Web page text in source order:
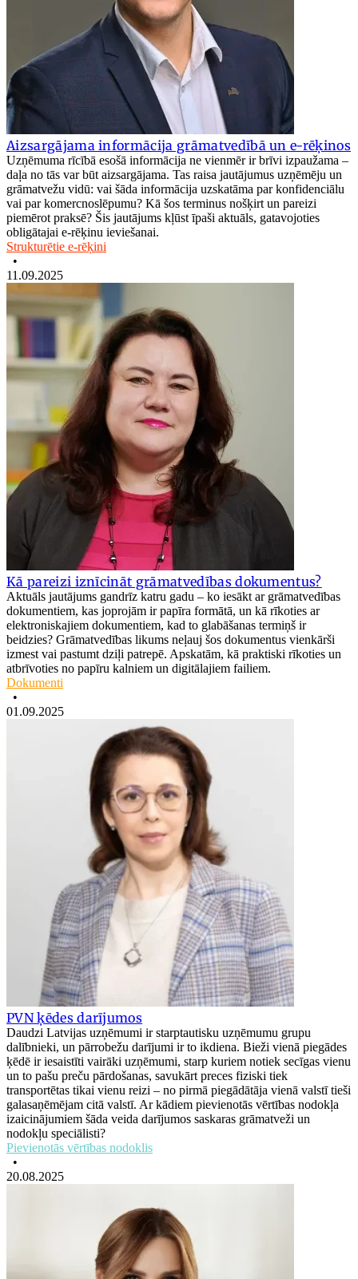
Aizsargājama informācija grāmatvedībā un e-rēķinos
Uzņēmuma rīcībā esošā informācija ne vienmēr ir brīvi izpaužama –
daļa no tās var būt aizsargājama. Tas raisa jautājumus uzņēmēju un
grāmatvežu vidū: vai šāda informācija uzskatāma par konfidenciālu
vai par komercnoslēpumu? Kā šos terminus nošķirt un pareizi
piemērot praksē? Šis jautājums kļūst īpaši aktuāls, gatavojoties
obligātajai e-rēķinu ieviešanai.
Strukturētie e-rēķini
•
11.09.2025
Kā pareizi iznīcināt grāmatvedības dokumentus?
Aktuāls jautājums gandrīz katru gadu – ko iesākt ar grāmatvedības
dokumentiem, kas joprojām ir papīra formātā, un kā rīkoties ar
elektroniskajiem dokumentiem, kad to glabāšanas termiņš ir
beidzies? Grāmatvedības likums neļauj šos dokumentus vienkārši
izmest vai pastumt dziļi patrepē. Apskatām, kā praktiski rīkoties un
atbrīvoties no papīru kalniem un digitālajiem failiem.
Dokumenti
•
01.09.2025
PVN ķēdes darījumos
Daudzi Latvijas uzņēmumi ir starptautisku uzņēmumu grupu
dalībnieki, un pārrobežu darījumi ir to ikdiena. Bieži vienā piegādes
ķēdē ir iesaistīti vairāki uzņēmumi, starp kuriem notiek secīgas vienu
un to pašu preču pārdošanas, savukārt preces fiziski tiek
transportētas tikai vienu reizi – no pirmā piegādātāja vienā valstī tieši
galasaņēmējam citā valstī. Ar kādiem pievienotās vērtības nodokļa
izaicinājumiem šāda veida darījumos saskaras grāmatveži un
nodokļu speciālisti?
Pievienotās vērtības nodoklis
•
20.08.2025